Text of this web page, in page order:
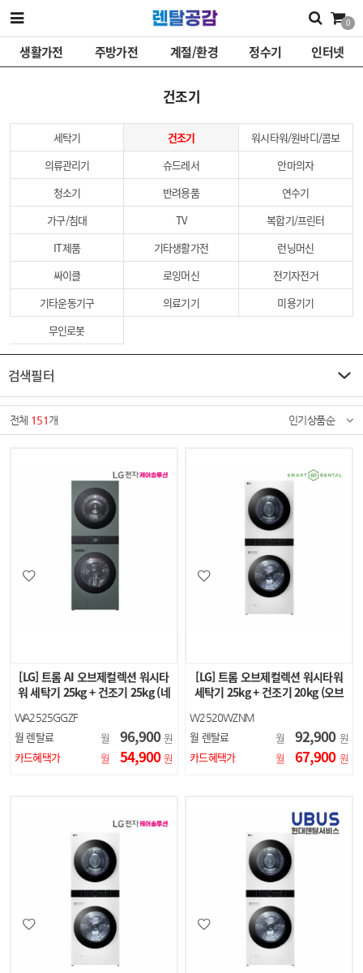
0
생활가전 주방가전 계절/환경 정수기 인터넷
건조기
세탁기 건조기
워시타워/원바디/콤보
의류관리기
슈드레서
안마의자
청소기
반려용품
연수기
가구/침대
TV
복합기/프린터
IT제품
기타생활가전
런닝머신
싸이클
로잉머신
전기자전거
기타운동기구
의료기기
미용기기
무인로봇
검색필터
전체 151 개 인기상품순
[LG] 트롬 AI 오브제컬렉션 워시타
워 세탁기 25kg + 건조기 25kg (네
WA2525GGZF
월 렌탈료 월 96,900 원
카드혜택가
월 54,900 원
[LG] 트롬 오브제컬렉션 워시타워
세탁기 25kg + 건조기 20kg (오브
W2520WZNM
월 렌탈료 월 92,900 원
카드혜택가
월 67,900 원